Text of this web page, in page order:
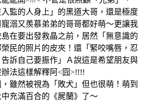
監的人身上」的黑道大哥，還是極度
溺又羨慕弟弟的哥哥都好萌～更讓我
在要出發救晶之前，居然「無意識的
民的照片的皮夾！還「緊咬嘴唇，忍
訴自己要振作」Ａ說這是希望朋友與
法這樣解釋阿<囧>!!!!
雖然被視為「敗犬」但也很萌！萌到
充滿百合的《屍蘭》了～